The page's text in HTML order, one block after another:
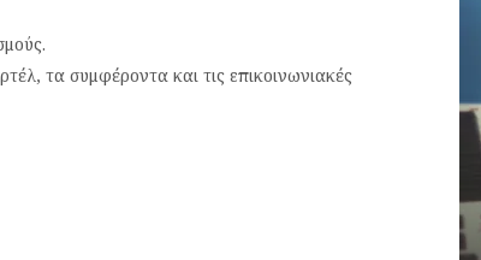
τα συμφέροντα και τις επικοινωνιακές